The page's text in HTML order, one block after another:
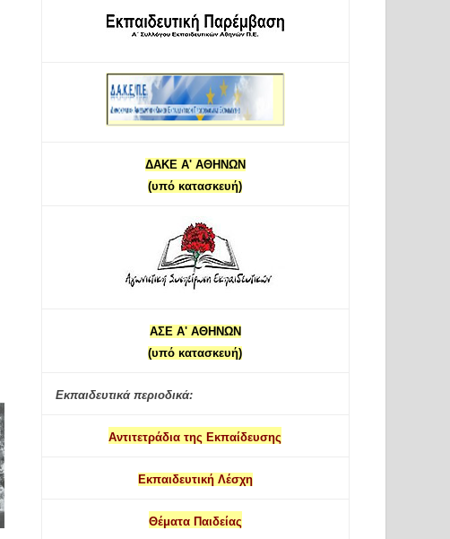
ΔΑΚΕ Α' ΑΘΗΝΩΝ
(υπό κατασκευή)
ΑΣΕ Α' ΑΘΗΝΩΝ
(υπό κατασκευή)
Εκπαιδευτικά περιοδικά:
Αντιτετράδια της Εκπαίδευσης
Εκπαιδευτική Λέσχη
Θέματα Παιδείας